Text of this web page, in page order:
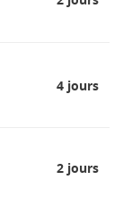
4 jours
2 jours